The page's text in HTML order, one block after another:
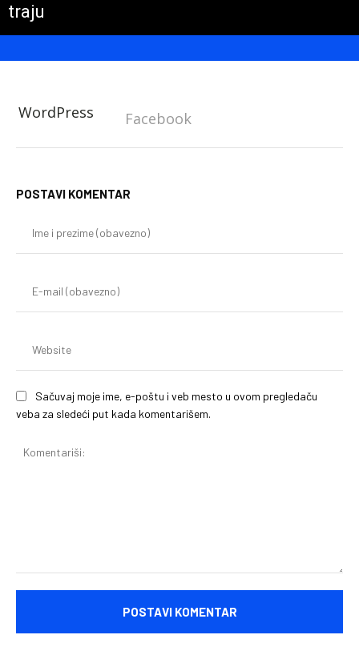
traju
WordPress Facebook
POSTAVI KOMENTAR
Sačuvaj moje ime, e-poštu i veb mesto u ovom pregledaču
veba za sledeći put kada komentarišem.